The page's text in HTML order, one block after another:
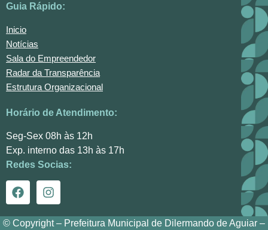
Guia Rápido:
Inicio
Notícias
Sala do Empreendedor
Radar da Transparência
Estrutura Organizacional
Horário de Atendimento:
Seg-Sex 08h às 12h
Exp. interno das 13h às 17h
Redes Socias:
© Copyright – Prefeitura Municipal de Dilermando de Aguiar –